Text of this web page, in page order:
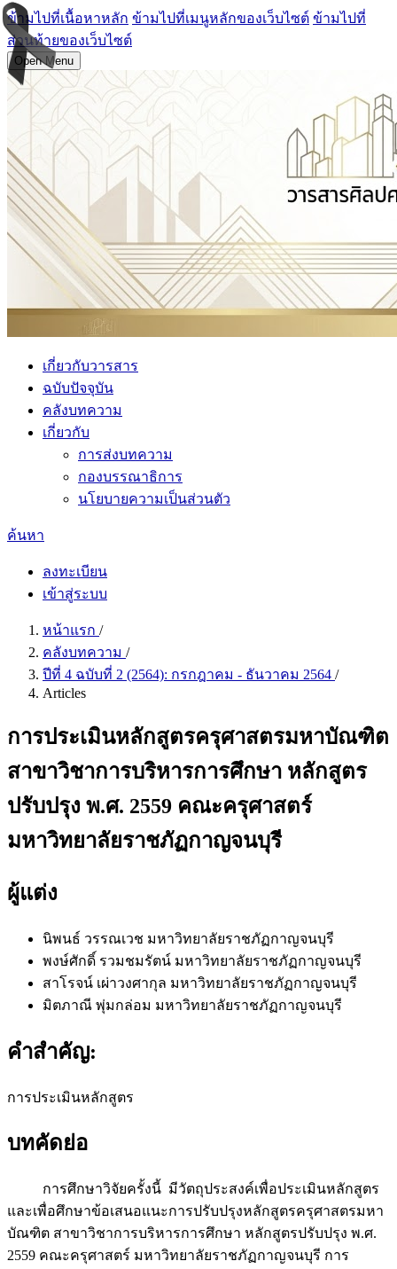
ข้ามไปที่เนื้อหาหลัก ข้ามไปที่เมนูหลักของเว็บไซต์ ข้ามไปที่
ส่วนท้ายของเว็บไซต์
Open Menu
เกี่ยวกับวารสาร
ฉบับปัจจุบัน
คลังบทความ
เกี่ยวกับ
การส่งบทความ
กองบรรณาธิการ
นโยบายความเป็นส่วนตัว
ค้นหา
ลงทะเบียน
เข้าสู่ระบบ
หน้าแรก /
คลังบทความ /
ปีที่ 4 ฉบับที่ 2 (2564): กรกฎาคม - ธันวาคม 2564 /
Articles
การประเมินหลักสูตรครุศาสตรมหาบัณฑิต
สาขาวิชาการบริหารการศึกษา หลักสูตร
ปรับปรุง พ.ศ. 2559 คณะครุศาสตร์
มหาวิทยาลัยราชภัฏกาญจนบุรี
ผู้แต่ง
นิพนธ์ วรรณเวช มหาวิทยาลัยราชภัฏกาญจนบุรี
พงษ์ศักดิ์ รวมชมรัตน์ มหาวิทยาลัยราชภัฏกาญจนบุรี
สาโรจน์ เผ่าวงศากุล มหาวิทยาลัยราชภัฏกาญจนบุรี
มิตภาณี พุ่มกล่อม มหาวิทยาลัยราชภัฏกาญจนบุรี
คำสำคัญ:
การประเมินหลักสูตร
บทคัดย่อ
การศึกษาวิจัยครั้งนี้ มีวัตถุประสงค์เพื่อประเมินหลักสูตร
และเพื่อศึกษาข้อเสนอแนะการปรับปรุงหลักสูตรครุศาสตรมหา
บัณฑิต สาขาวิชาการบริหารการศึกษา หลักสูตรปรับปรุง พ.ศ.
2559 คณะครุศาสตร์ มหาวิทยาลัยราชภัฏกาญจนบุรี การ